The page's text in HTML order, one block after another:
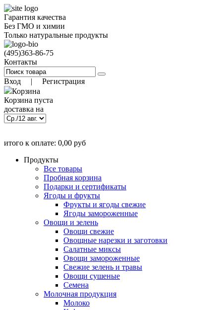
Гарантия качества
Без ГМО и химии
Только натуральные продукты
(495)363-86-75
Контакты
Вход | Регистрация
Корзина
Корзина пуста
доставка на
Позиций:0
итого к оплате: 0,00 руб
Продукты
Все товары
Пробная корзина
Подарки и сертификаты
Ягоды и фрукты
Фрукты и ягоды свежие
Ягоды замороженные
Овощи и зелень
Овощи свежие
Овощные нарезки и заготовки
Салатные миксы
Овощи замороженные
Свежие зелень и травы
Овощи сушеные
Семена
Молочная продукция
Молоко